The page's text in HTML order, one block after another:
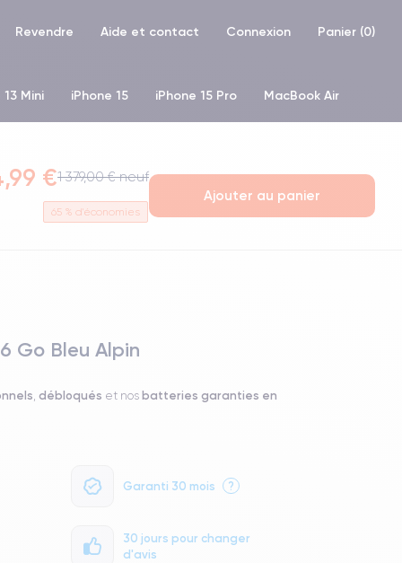
Revendre Aide et contact Connexion Panier (0)
Mini iPhone 15 iPhone 15 Pro MacBook Air
€1 379,00 € neuf
65 % d'économies
Ajouter au panier
Go Bleu Alpin
débloqués et nos batteries garanties en
Garanti 30 mois ?
30 jours pour changer
d'avis